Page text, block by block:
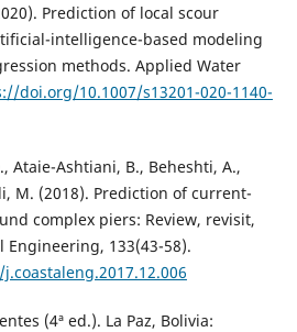
Prediction of local scour
intelligence-based modeling
methods. Applied Water
doi.org/10.1007/s13201-020-1140-
Ataie-Ashtiani, B., Beheshti, A.,
M. (2018). Prediction of current-
complex piers: Review, revisit,
133(43-58).
(4ª ed.). La Paz, Bolivia: